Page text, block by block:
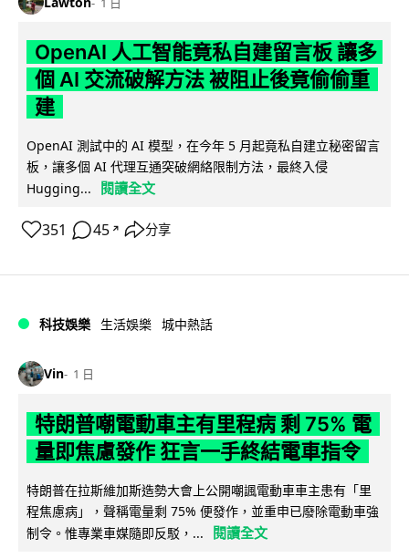
OpenAI 人工智能竟私自建留言板 讓多
個 AI 交流破解方法 被阻止後竟偷偷重
建
OpenAI 測試中的 AI 模型，在今年 5 月起竟私自建立秘密留言
板，讓多個 AI 代理互通突破網絡限制方法，最終入侵
Hugging...
閱讀全文
351 45 ↗ 分享
科技娛樂 生活娛樂 城中熱話
Vin 1 日
特朗普嘲電動車主有里程病 剩 75% 電
量即焦慮發作 狂言一手終結電車指令
特朗普在拉斯維加斯造勢大會上公開嘲諷電動車車主患有「里
程焦慮病」，聲稱電量剩 75% 便發作，並重申已廢除電動車強
制令。惟專業車媒隨即反駁，...
閱讀全文